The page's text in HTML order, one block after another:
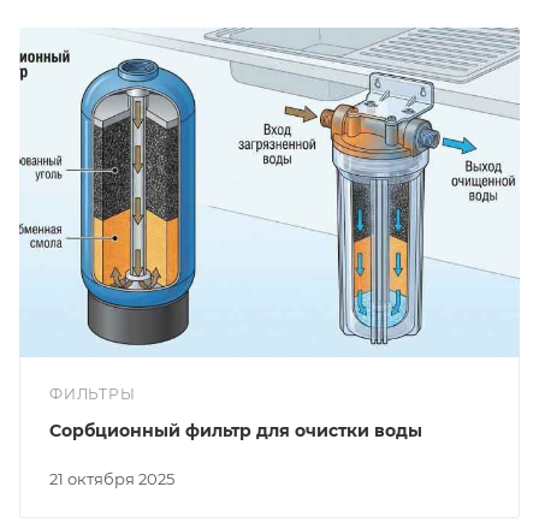
ФИЛЬТРЫ
21 октября 2025
Cорбционный фильтр для очистки воды